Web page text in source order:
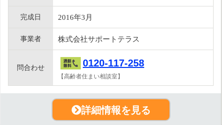
完成日 2016年3月
事業者 株式会社サポートテラス
問合わせ 0120-117-258
【高齢者住まい相談室】
詳細情報を見る